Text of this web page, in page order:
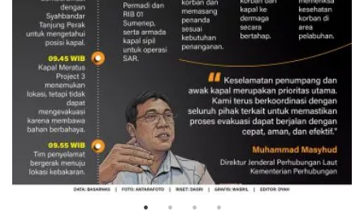
Evakuasi korban kebakaran KM
Mutiara Sentosa 2
3 Agustus 2026